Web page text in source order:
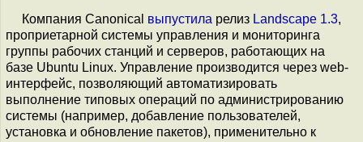
Компания Canonical выпустила релиз Landscape 1.3,
проприетарной системы управления и мониторинга
группы рабочих станций и серверов, работающих на
базе Ubuntu Linux. Управление производится через web-
интерфейс, позволяющий автоматизировать
выполнение типовых операций по администрированию
системы (например, добавление пользователей,
установка и обновление пакетов), применительно к